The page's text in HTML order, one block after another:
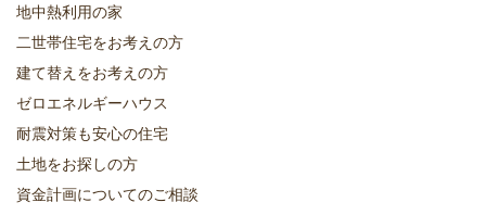
地中熱利用の家
二世帯住宅をお考えの方
建て替えをお考えの方
ゼロエネルギーハウス
耐震対策も安心の住宅
土地をお探しの方
資金計画についてのご相談